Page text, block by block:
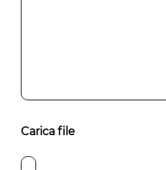
Carica file